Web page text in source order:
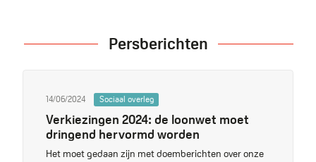
Persberichten
14/06/2024 Sociaal overleg
Verkiezingen 2024: de loonwet moet
dringend hervormd worden
Het moet gedaan zijn met doemberichten over onze